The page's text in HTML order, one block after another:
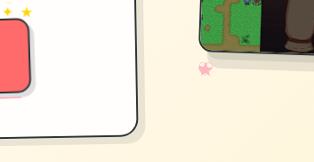
→
✦ ★
✧
♡
★
♥